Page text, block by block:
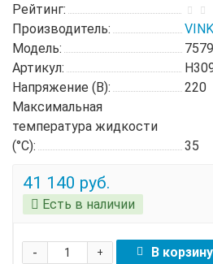
Рейтинг:
Производитель:
Модель:
7579
Артикул:
Напряжение (В):
220
Максимальная
температура жидкости
(°C):
35
41 140 руб.
Есть в наличии
+
- В корзину